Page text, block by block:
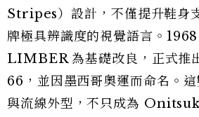
Stripes）設計，不僅提升鞋身
牌極具辨識度的視覺語言。
LIMBER 為基礎改良，正式
66，並因墨西哥奧運而命名。
與流線外型，不只成為